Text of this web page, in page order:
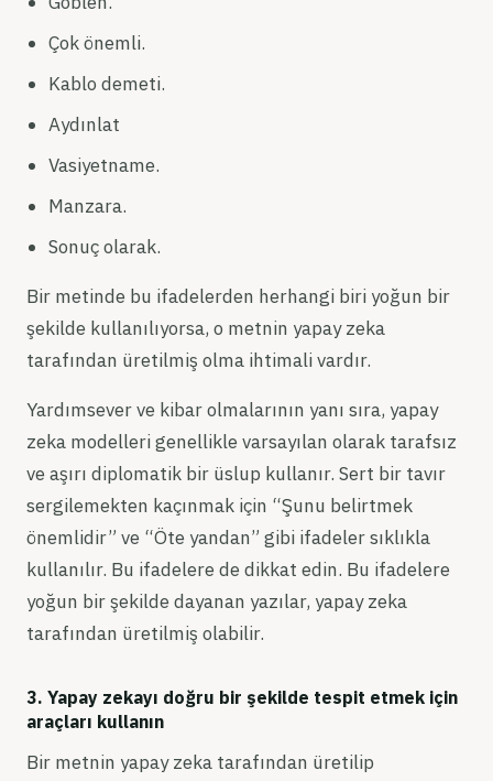
Çok önemli.
Kablo demeti.
Aydınlat
Vasiyetname.
Manzara.
Sonuç olarak.
Bir metinde bu ifadelerden herhangi biri yoğun bir
şekilde kullanılıyorsa, o metnin yapay zeka
tarafından üretilmiş olma ihtimali vardır.
Yardımsever ve kibar olmalarının yanı sıra, yapay
zeka modelleri genellikle varsayılan olarak tarafsız
ve aşırı diplomatik bir üslup kullanır. Sert bir tavır
sergilemekten kaçınmak için “Şunu belirtmek
önemlidir” ve “Öte yandan” gibi ifadeler sıklıkla
kullanılır. Bu ifadelere de dikkat edin. Bu ifadelere
yoğun bir şekilde dayanan yazılar, yapay zeka
tarafından üretilmiş olabilir.
3. Yapay zekayı doğru bir şekilde tespit etmek için
araçları kullanın
Bir metnin yapay zeka tarafından üretilip